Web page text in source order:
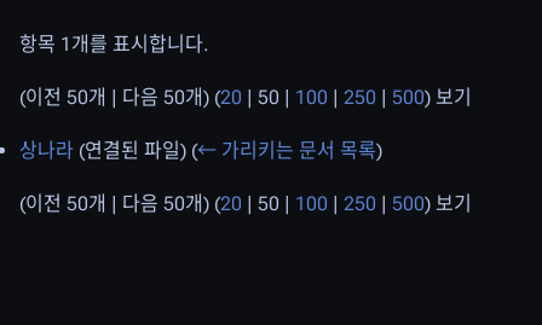
항목 1개를 표시합니다.
(이전 50개 | 다음 50개) (20 | 50 | 100 | 250 | 500) 보기
상나라 (연결된 파일) (← 가리키는 문서 목록)
(이전 50개 | 다음 50개) (20 | 50 | 100 | 250 | 500) 보기